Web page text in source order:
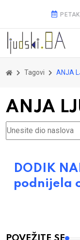
Tagovi ANJA
ANJA
Unesite dio naslova
DODIK
podnijela